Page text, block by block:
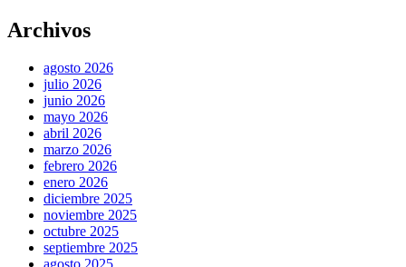
Archivos
agosto 2026
julio 2026
junio 2026
mayo 2026
abril 2026
marzo 2026
febrero 2026
enero 2026
diciembre 2025
noviembre 2025
octubre 2025
septiembre 2025